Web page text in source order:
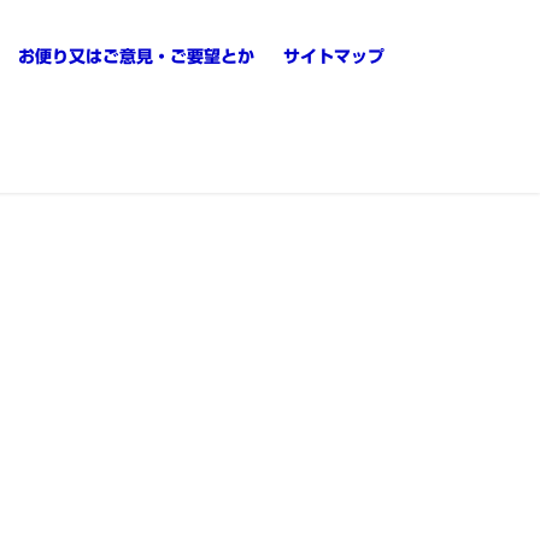
お便り又はご意見・ご要望とか サイトマップ